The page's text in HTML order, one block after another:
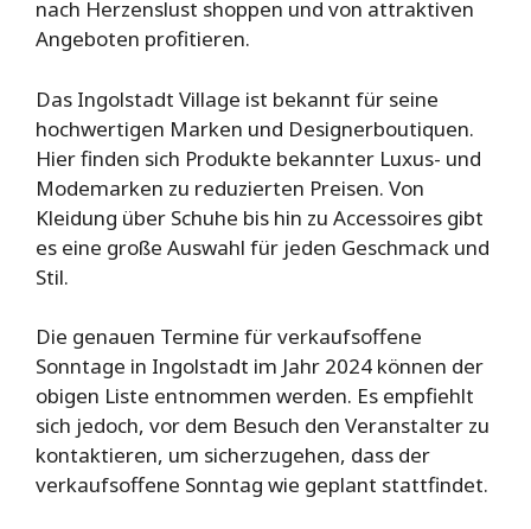
nach Herzenslust shoppen und von attraktiven
Angeboten profitieren.
Das Ingolstadt Village ist bekannt für seine
hochwertigen Marken und Designerboutiquen.
Hier finden sich Produkte bekannter Luxus- und
Modemarken zu reduzierten Preisen. Von
Kleidung über Schuhe bis hin zu Accessoires gibt
es eine große Auswahl für jeden Geschmack und
Stil.
Die genauen Termine für verkaufsoffene
Sonntage in Ingolstadt im Jahr 2024 können der
obigen Liste entnommen werden. Es empfiehlt
sich jedoch, vor dem Besuch den Veranstalter zu
kontaktieren, um sicherzugehen, dass der
verkaufsoffene Sonntag wie geplant stattfindet.